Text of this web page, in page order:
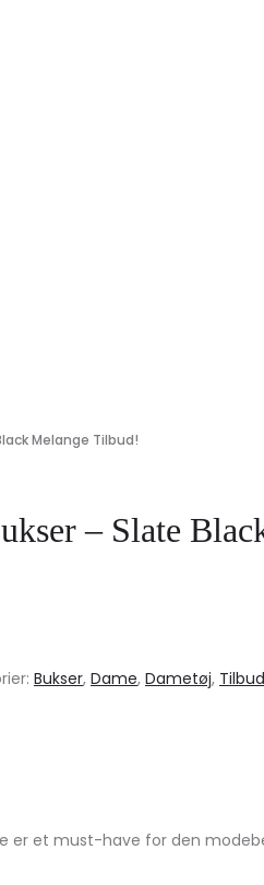
Melange Tilbud!
– Slate
Bukser, Dame, Dametøj, Tilbud
er et must-have for den